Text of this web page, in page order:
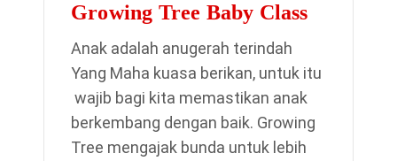
Growing Tree Baby Class
Anak adalah anugerah terindah
Yang Maha kuasa berikan, untuk itu
wajib bagi kita memastikan anak
berkembang dengan baik. Growing
Tree mengajak bunda untuk lebih